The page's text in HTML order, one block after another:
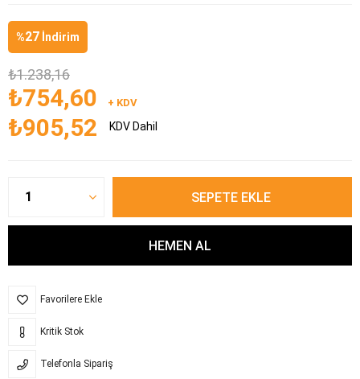
%27 İndirim
₺1.238,16
₺754,60 + KDV
KDV Dahil
₺905,52
Favorilere Ekle
Kritik Stok
Telefonla Sipariş